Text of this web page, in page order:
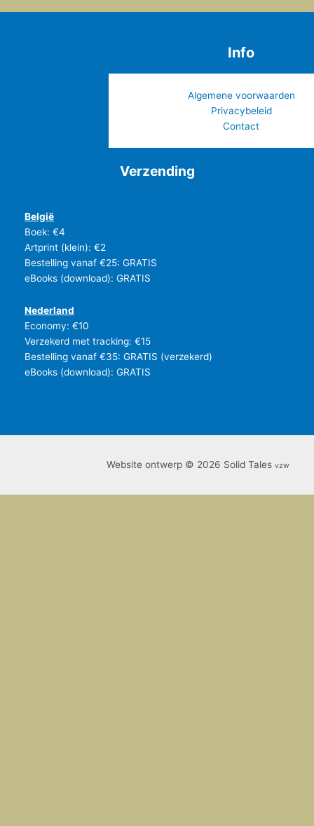
Info
Algemene voorwaarden
Privacybeleid
Contact
Verzending
België
Boek: €4
Artprint (klein): €2
Bestelling vanaf €25: GRATIS
eBooks (download): GRATIS
Nederland
Economy: €10
Verzekerd met tracking: €15
Bestelling vanaf €35: GRATIS (verzekerd)
eBooks (download): GRATIS
Website ontwerp © 2026 Solid Tales vzw